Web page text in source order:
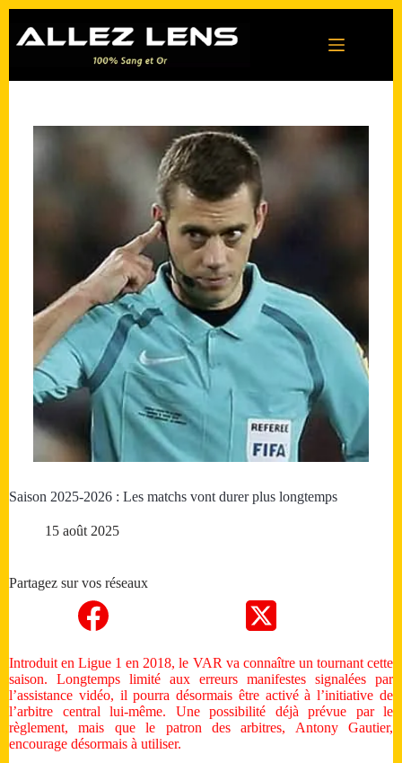
contenu
Saison 2025-2026 : Les matchs vont durer plus longtemps
15 août 2025
Partagez sur vos réseaux
Introduit en Ligue 1 en 2018, le VAR va connaître un tournant cette
saison. Longtemps limité aux erreurs manifestes signalées par
l’assistance vidéo, il pourra désormais être activé à l’initiative de
l’arbitre central lui-même. Une possibilité déjà prévue par le
règlement, mais que le patron des arbitres, Antony Gautier,
encourage désormais à utiliser.